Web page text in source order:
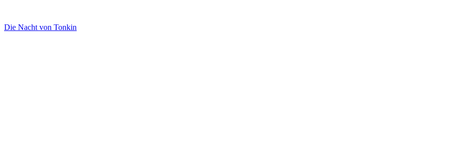
Die Nacht von Tonkin